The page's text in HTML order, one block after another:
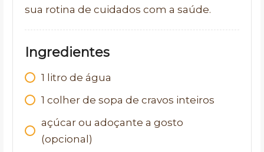
sua rotina de cuidados com a saúde.
Ingredientes
1 litro de água
1 colher de sopa de cravos inteiros
açúcar ou adoçante a gosto
(opcional)